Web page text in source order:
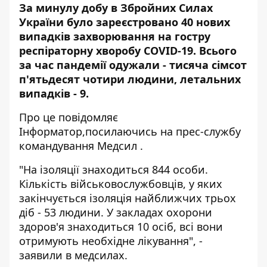
За минулу добу в Збройних Силах
України було зареєстровано 40 нових
випадків захворювання на гостру
респіраторну хворобу COVID-19. Всього
за час пандемії одужали - тисяча сімсот
п'ятьдесят чотири людини, летальних
випадків - 9.
Про це повідомляє
Інформатор,посилаючись на прес-службу
командування Медсил .
"На ізоляції знаходиться 844 особи.
Кількість військовослужбовців, у яких
закінчується ізоляція найближчих трьох
діб - 53 людини. У закладах охорони
здоров'я знаходиться 10 осіб, всі вони
отримують необхідне лікування", -
заявили в медсилах.